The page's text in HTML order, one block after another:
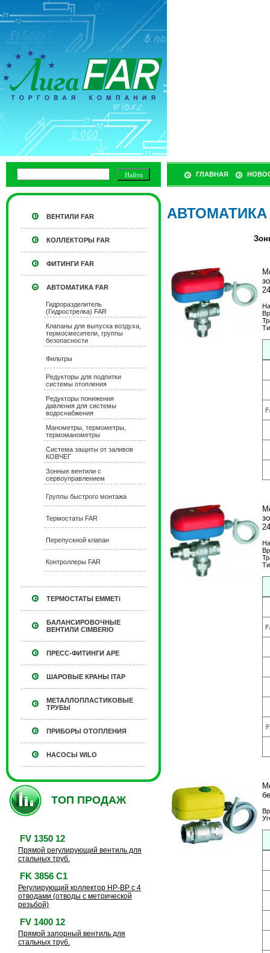
ГЛАВНАЯ
ВЕНТИЛИ FAR
КОЛЛЕКТОРЫ FAR
ФИТИНГИ FAR
АВТОМАТИКА FAR
Гидроразделитель
(Гидрострелка) FAR
Клапаны для выпуска воздуха,
термосмесители, группы
безопасности
Фильтры
Редукторы для подпитки
системы отопления
Редукторы понижения
давления для системы
водоснабжения
Манометры, термометры,
термоманометры
Система защиты от заливов
КОВЧЕГ
Зонные вентили с
сервоуправлением
Группы быстрого монтажа
Термостаты FAR
Перепускной клапан
Контроллеры FAR
ТЕРМОСТАТЫ EMMETi
БАЛАНСИРОВОЧНЫЕ
ВЕНТИЛИ CIMBERIO
ПРЕСС-ФИТИНГИ APE
ШАРОВЫЕ КРАНЫ ITAP
МЕТАЛЛОПЛАСТИКОВЫЕ
ТРУБЫ
ПРИБОРЫ ОТОПЛЕНИЯ
НАСОСЫ WILO
ТОП ПРОДАЖ
FV 1350 12
Прямой регулирующий вентиль для
стальных труб.
FK 3856 C1
Регулирующий коллектор HP-BP с 4
отводами (отводы с метрической
резьбой)
FV 1400 12
Прямой запорный вентиль для
стальных труб.
АВТОМАТИКА